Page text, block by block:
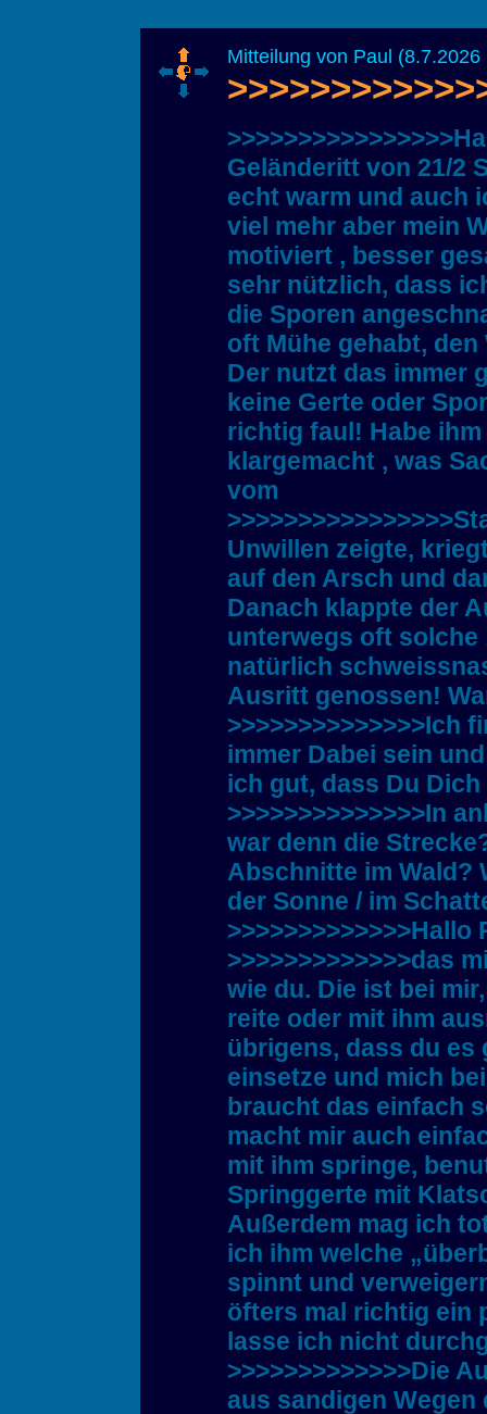
Mitteilung von Paul (8.7.2026
Geländeritt von 21/2
echt warm und auch
viel mehr aber mein
motiviert , besser
sehr nützlich, dass
die Sporen
oft Mühe gehabt,
Der nutzt das immer
keine Gerte oder
richtig faul! Habe
klargemacht , was
vom
Unwillen zeigte,
auf den Arsch und
Danach klappte der
unterwegs oft solche
natürlich
Ausritt genossen!
>>>>>>>>>>>>>>Ich
immer Dabei sein
ich gut, dass Du
>>>>>>>>>>>>>>In
war denn die
Abschnitte im Wald?
der Sonne / im
>>>>>>>>>>>>>Hallo
>>>>>>>>>>>>>das
wie du. Die ist bei
reite oder mit ihm
übrigens, dass du
einsetze und mich
braucht das einfach
macht mir auch
mit ihm springe,
Springgerte mit
Außerdem mag ich
ich ihm welche
spinnt und
öfters mal richtig ein
lasse ich nicht
>>>>>>>>>>>>>Die
aus sandigen